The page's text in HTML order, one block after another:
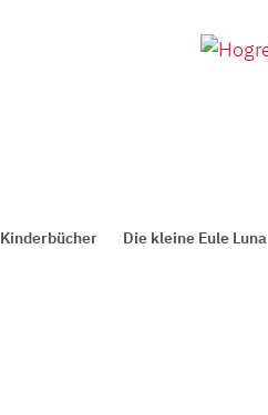
Kinderbücher Die kleine Eule Luna